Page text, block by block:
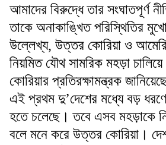
আমাদের বিরুদ্ধে তার সংঘাতপূর্ণ
তাকে অনাকাঙ্খিত পরিস্থিতির
উল্লেখ্য, উত্তর কোরিয়া ও
নিয়মিত যৌথ সামরিক মহড়া চালিয়ে
কোরিয়ার প্রতিরক্ষামন্ত্রক
এই প্রথম দু’দেশের মধ্যে বড়
হতে চলেছে। তবে এসব মহড়াকে
বলে মনে করে উত্তর কোরিয়া।